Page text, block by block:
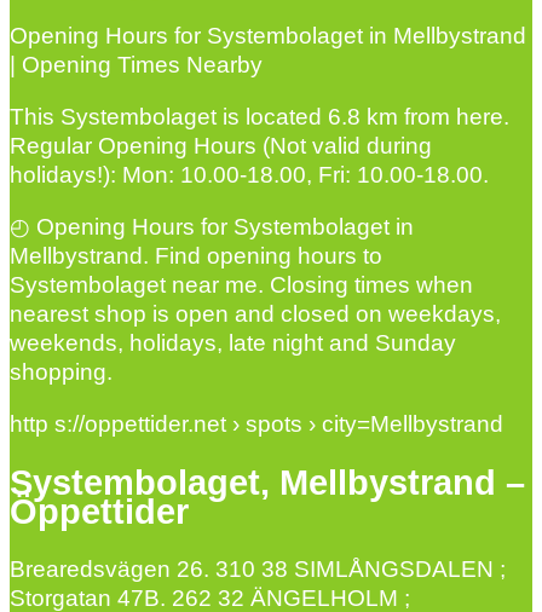
Opening Hours for Systembolaget in Mellbystrand
| Opening Times Nearby
This Systembolaget is located 6.8 km from here.
Regular Opening Hours (Not valid during
holidays!): Mon: 10.00-18.00, Fri: 10.00-18.00.
◴ Opening Hours for Systembolaget in
Mellbystrand. Find opening hours to
Systembolaget near me. Closing times when
nearest shop is open and closed on weekdays,
weekends, holidays, late night and Sunday
shopping.
http s://oppettider.net › spots › city=Mellbystrand
Systembolaget, Mellbystrand –
Öppettider
Brearedsvägen 26. 310 38 SIMLÅNGSDALEN ;
Storgatan 47B. 262 32 ÄNGELHOLM ;